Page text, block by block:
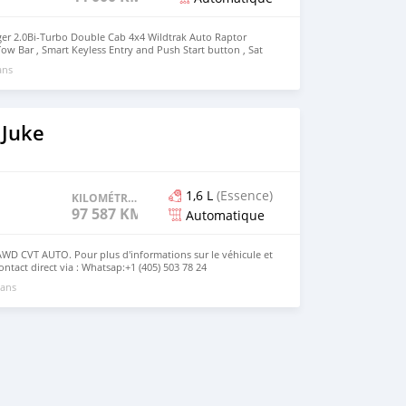
2.0Bi-Turbo Double Cab 4x4 Wildtrak Auto Raptor
Bar , Smart Keyless Entry and Push Start button , Sat
Emergency Braking(AEB) , Pre Collision Assist ,
keeping assist , Auto high Beam & LED Lighting ,
, Tyre Pressure Monitoring System , Reverse Camera
and Service Plan
KILOMÉTRAGE
97 587 KM
1,6 L (Essence)
Automatique
AWD CVT AUTO. Pour plus d'informations sur le véhicule et
direct via : Whatsap:+1 (405) 503 78 24
Url:www.getusedcarsonline.com